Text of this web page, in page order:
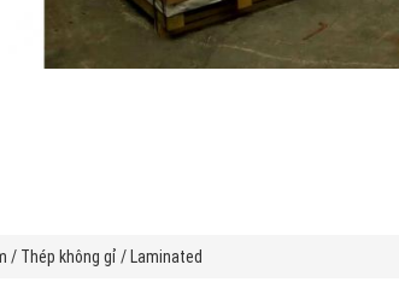
/ Thép không gỉ / Laminated